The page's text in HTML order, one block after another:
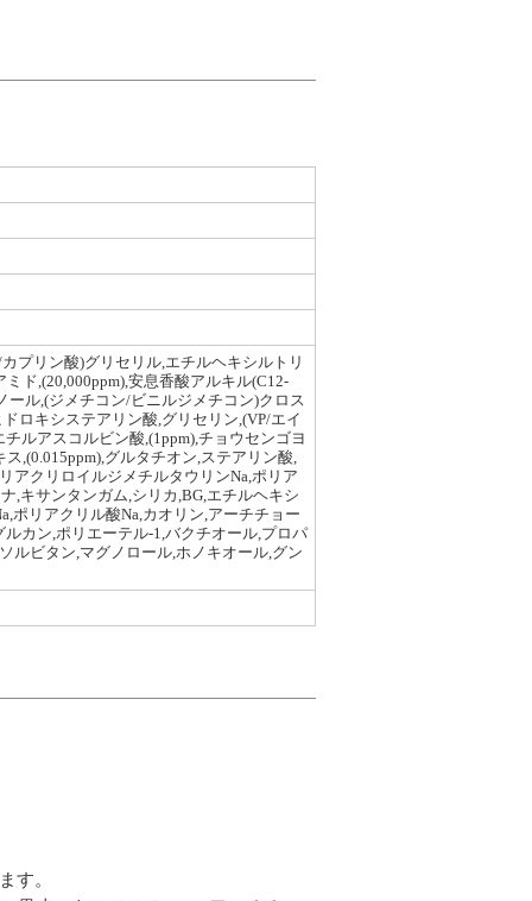
プリン酸)グリセリル,エチルヘキシルトリ
ド,(20,000ppm),安息香酸アルキル(C12-
ル,(ジメチコン/ビニルジメチコン)クロス
ロキシステアリン酸,グリセリン,(VP/エイ
ルアスコルビン酸,(1ppm),チョウセンゴヨ
,(0.015ppm),グルタチオン,ステアリン酸,
アクリロイルジメチルタウリンNa,ポリア
,キサンタンガム,シリカ,BG,エチルヘキシ
ポリアクリル酸Na,カオリン,アーチチョー
カン,ポリエーテル-1,バクチオール,プロパ
ルビタン,マグノロール,ホノキオール,グン
す。